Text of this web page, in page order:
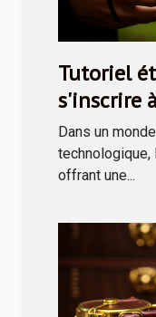
Tutoriel
s'inscrire
drone via
Dans un
technologique,
offrant une...